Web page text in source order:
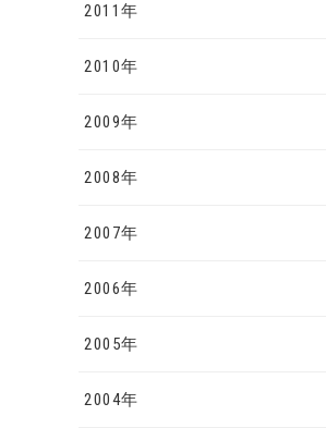
2011年
2010年
2009年
2008年
2007年
2006年
2005年
2004年